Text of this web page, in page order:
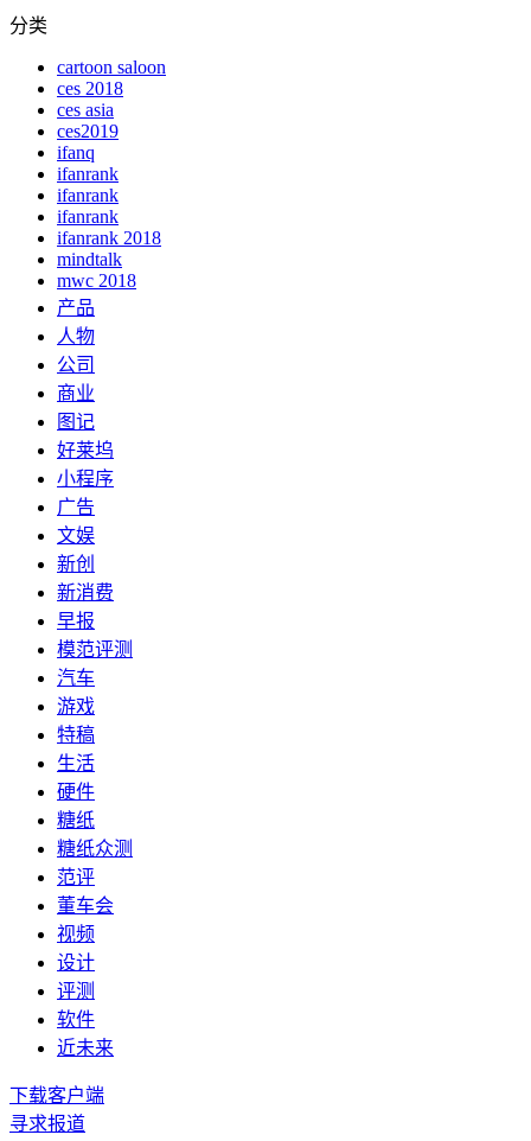
分类
cartoon saloon
ces 2018
ces asia
ces2019
ifanq
ifanrank
ifanrank
ifanrank
ifanrank 2018
mindtalk
mwc 2018
产品
人物
公司
商业
图记
好莱坞
小程序
广告
文娱
新创
新消费
早报
模范评测
汽车
游戏
特稿
生活
硬件
糖纸
糖纸众测
范评
董车会
视频
设计
评测
软件
近未来
下载客户端
寻求报道